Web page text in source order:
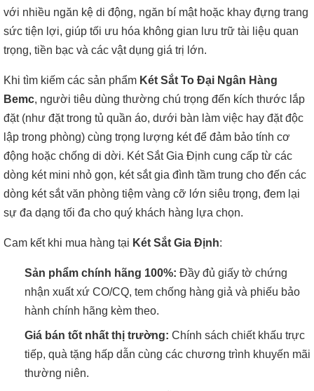
với nhiều ngăn kệ di động, ngăn bí mật hoặc khay đựng trang
sức tiện lợi, giúp tối ưu hóa không gian lưu trữ tài liệu quan
trọng, tiền bạc và các vật dụng giá trị lớn.
Khi tìm kiếm các sản phẩm Két Sắt To Đại Ngân Hàng
Bemc, người tiêu dùng thường chú trọng đến kích thước lắp
đặt (như đặt trong tủ quần áo, dưới bàn làm việc hay đặt độc
lập trong phòng) cùng trọng lượng két để đảm bảo tính cơ
động hoặc chống di dời. Két Sắt Gia Định cung cấp từ các
dòng két mini nhỏ gọn, két sắt gia đình tầm trung cho đến các
dòng két sắt văn phòng tiệm vàng cỡ lớn siêu trọng, đem lại
sự đa dạng tối đa cho quý khách hàng lựa chọn.
Cam kết khi mua hàng tại Két Sắt Gia Định:
Sản phẩm chính hãng 100%: Đầy đủ giấy tờ chứng
nhận xuất xứ CO/CQ, tem chống hàng giả và phiếu bảo
hành chính hãng kèm theo.
Giá bán tốt nhất thị trường: Chính sách chiết khấu trực
tiếp, quà tặng hấp dẫn cùng các chương trình khuyến mãi
thường niên.